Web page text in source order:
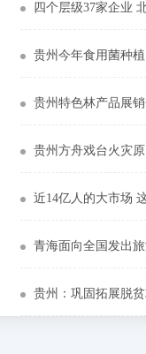
四个层级37家企业
贵州今年食用菌种
近14亿人的大市场
青海面向全国发出